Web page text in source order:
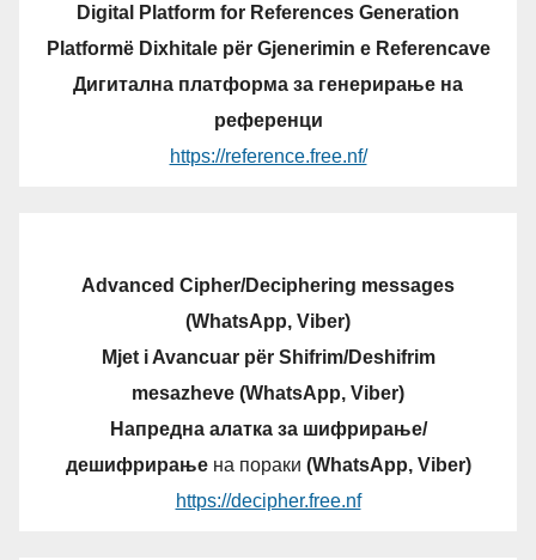
Digital Platform for References Generation
Platformë Dixhitale për Gjenerimin e Referencave
Дигитална платформа за генерирање на
референци
https://reference.free.nf/
Advanced Cipher/Deciphering messages
(WhatsApp, Viber)
Mjet i Avancuar për Shifrim/Deshifrim
mesazheve (WhatsApp, Viber)
Напредна алатка за шифрирање/
дешифрирањена пораки (WhatsApp, Viber)
https://decipher.free.nf